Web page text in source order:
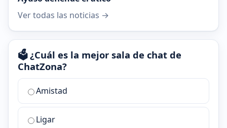
Ver todas las noticias →
🗳️ ¿Cuál es la mejor sala de chat de
ChatZona?
¿Cuál
la
mejor
Amistad
Ligar